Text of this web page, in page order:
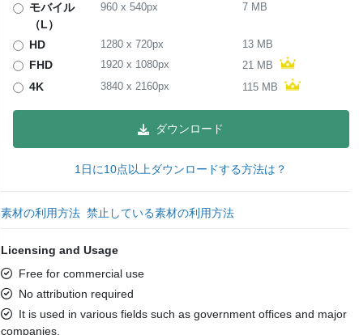
モバイル
（L）
960x 540px 7 MB
HD 1280x 720px 13 MB
FHD 1920x 1080px 21 MB
4K 3840x 2160px 115 MB
ダウンロード
1日に10点以上ダウンロードする方法は？
素材の利用方法 禁止している素材の利用方法
Licensing and Usage
Free for commercial use
No attribution required
It is used in various fields such as government offices and major
companies.